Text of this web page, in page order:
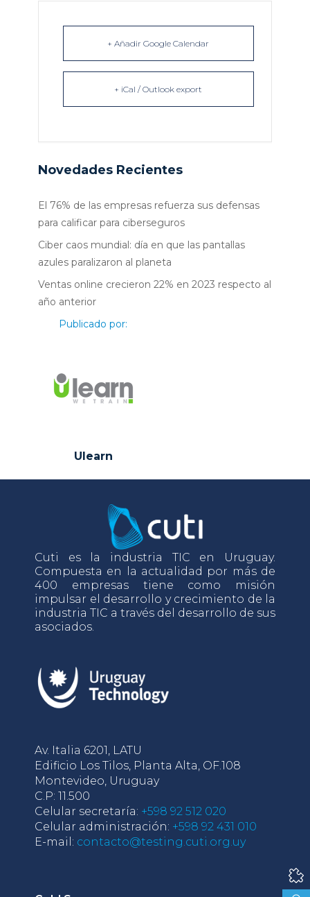
+ Añadir Google Calendar
+ iCal / Outlook export
Novedades Recientes
El 76% de las empresas refuerza sus defensas
para calificar para ciberseguros
Ciber caos mundial: día en que las pantallas
azules paralizaron al planeta
Ventas online crecieron 22% en 2023 respecto al
año anterior
Publicado por:
Ulearn
Cuti es la industria TIC en Uruguay.
Compuesta en la actualidad por más de
400 empresas tiene como misión
impulsar el desarrollo y crecimiento de la
industria TIC a través del desarrollo de sus
asociados.
Av. Italia 6201, LATU
Edificio Los Tilos, Planta Alta, OF.108
Montevideo, Uruguay
C.P: 11.500
Celular secretaría: +598 92 512 020
Celular administración: +598 92 431 010
E-mail: contacto@testing.cuti.org.uy